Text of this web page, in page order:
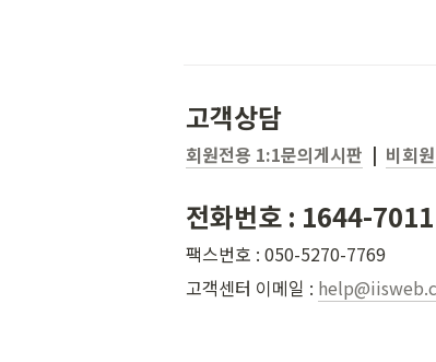
고객상담
회원전용 1:1문의게시판
  |
비회
전화번호 : 1644-
팩스번호 : 050-5270-7769
고객센터 이메일 :